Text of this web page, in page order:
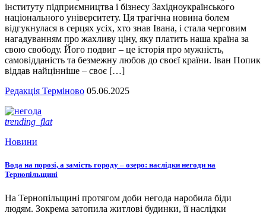
інституту підприємництва і бізнесу Західноукраїнського
національного університету. Ця трагічна новина болем
відгукнулася в серцях усіх, хто знав Івана, і стала черговим
нагадуванням про жахливу ціну, яку платить наша країна за
свою свободу. Його подвиг – це історія про мужність,
самовідданість та безмежну любов до своєї країни. Іван Попик
віддав найцінніше – своє […]
Редакція Терміново 05.06.2025
trending_flat
Новини
Вода на порозі, а замість городу – озеро: наслідки негоди на
Тернопільщині
На Тернопільщині протягом доби негода наробила біди
людям. Зокрема затопила житлові будинки, її наслідки